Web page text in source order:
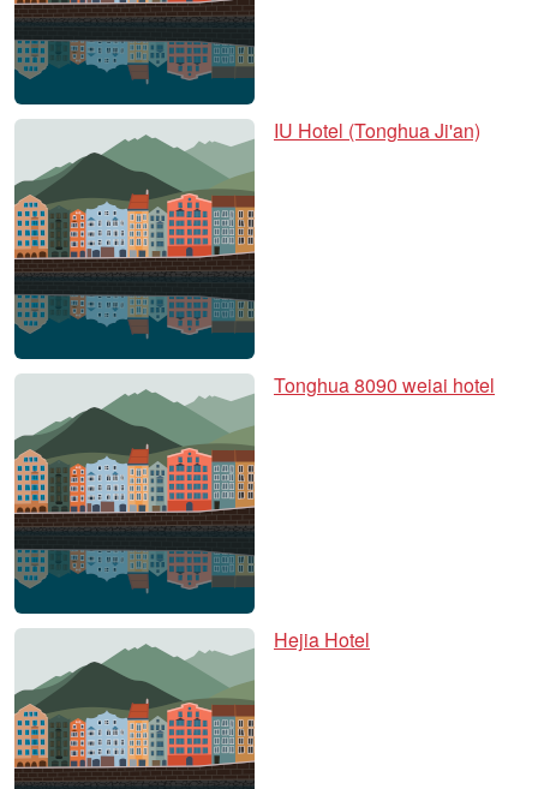
IU Hotel (Tonghua Ji'an)
Tonghua 8090 weiai hotel
Hejia Hotel